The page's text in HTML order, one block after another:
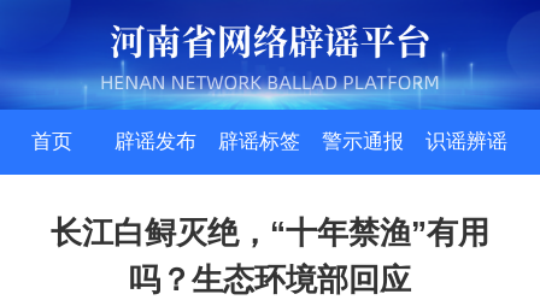
首页 辟谣发布 辟谣标签 警示通报 识谣辨谣
长江白鲟灭绝，“十年禁渔”有用
吗？生态环境部回应